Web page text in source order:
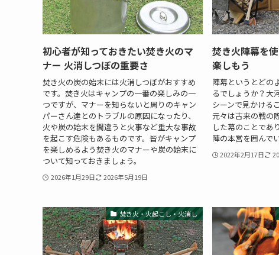
初心者が知っておきたい焚き火のマ
ナー 火消しつぼの重要さ
焚き火の炭の始末には火消しつぼがおすすめ
です。焚き火はキャンプの一番の楽しみの一
つですが、マナーを知らないと周りのキャン
パーさん達とのトラブルの原因になったり、
火や炭の始末を間違うと火事など重大な事故
を起こす危険もあるものです。皆がキャンプ
を楽しめるよう焚き火のマナーや炭の始末に
ついて知っておきましょう。
2026年1月29日 2026年5月19日
焚き火陣幕を
楽しもう
陣幕というとどの
るでしょうか？大
シーンで見かける
元々は古来の戦の
した幕のことであ
陣の本営を囲んで
2022年2月17日
焚き火・火起こし・火消し